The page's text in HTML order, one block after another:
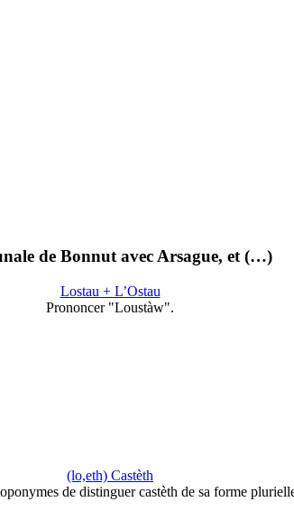
de Bonnut avec Arsague, et (…)
Lostau + L’Ostau
Prononcer "Loustàw".
(lo,eth) Castèth
de distinguer castèth de sa forme